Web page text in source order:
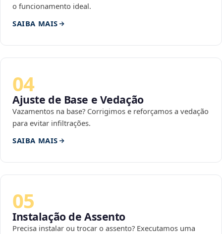
o funcionamento ideal.
SAIBA MAIS
04
Ajuste de Base e Vedação
Vazamentos na base? Corrigimos e reforçamos a vedação
para evitar infiltrações.
SAIBA MAIS
05
Instalação de Assento
Precisa instalar ou trocar o assento? Executamos uma